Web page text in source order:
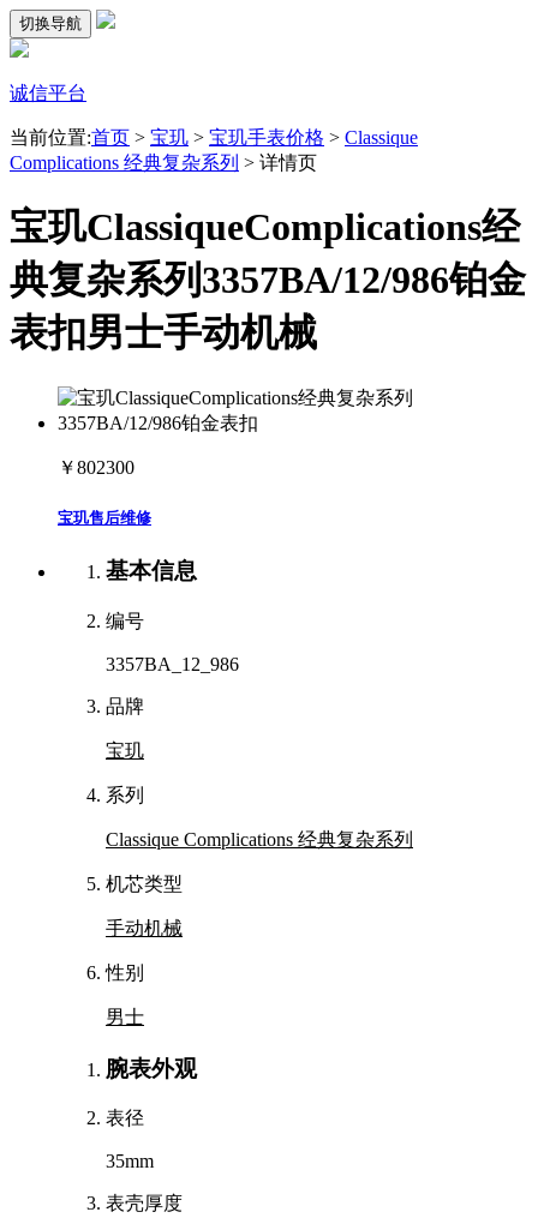
切换导航
诚信平台
当前位置:首页 > 宝玑 > 宝玑手表价格 > Classique
Complications 经典复杂系列 > 详情页
宝玑ClassiqueComplications经
典复杂系列3357BA/12/986铂金
表扣男士手动机械
￥802300
宝玑售后维修
基本信息
编号
3357BA_12_986
品牌
宝玑
系列
Classique Complications 经典复杂系列
机芯类型
手动机械
性别
男士
腕表外观
表径
35mm
表壳厚度